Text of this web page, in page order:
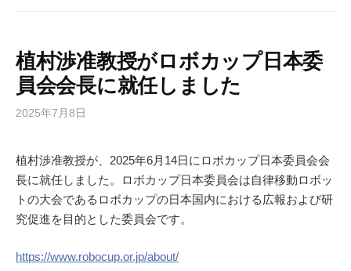
植村渉准教授がロボカップ日本委
員会会長に就任しました
2025年7月8日
植村渉准教授が、2025年6月14日にロボカップ日本委員会会
長に就任しました。ロボカップ日本委員会は自律移動ロボッ
トの大会であるロボカップの日本国内における広報および研
究促進を目的とした委員会です。
https://www.robocup.or.jp/about/